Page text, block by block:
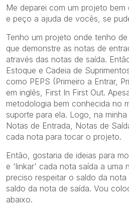
Me deparei com um projeto
e peço a ajuda de vocês, se
Tenho um projeto onde tenho
que demonstre as notas de
através das notas de saída.
Estoque e Cadeia de
como PEPS (Primeiro a Entrar,
em inglês, First In First Out.
metodologia bem conhecida no
suporte para ela. Logo, na
Notas de Entrada, Notas de
cada nota para tocar o projeto.
Então, gostaria de ideias para
e 'linkar' cada nota saída a uma
preciso respeitar o saldo da
saldo da nota de saída. Vou
abaixo.